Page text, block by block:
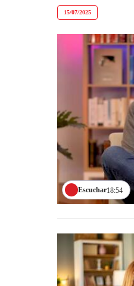
15/07/2025
Escuchar18:54